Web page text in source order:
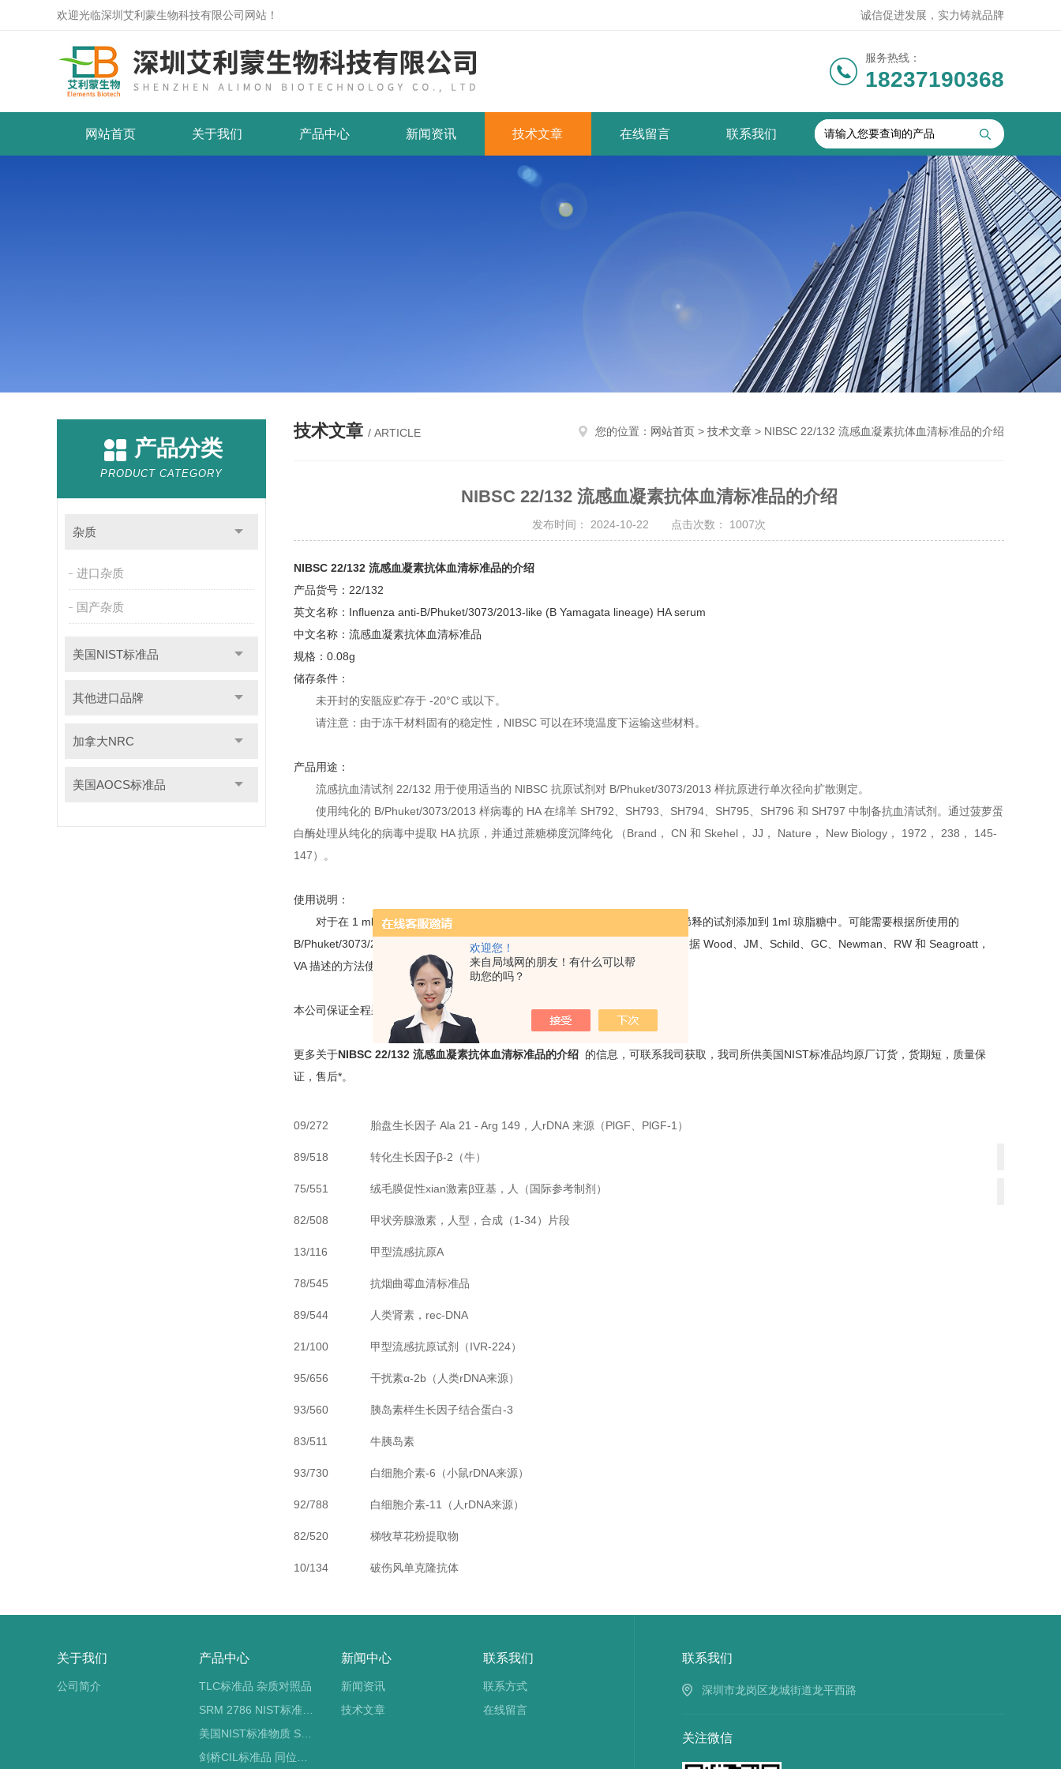
欢迎您！
来自局域网的朋友！有什么可以帮
助您的吗？
欢迎光临深圳艾利蒙生物科技有限公司网站！ 诚信促进发展，实力铸就品牌
服务热线：
18237190368
网站首页 关于我们 产品中心 新闻资讯 技术文章 在线留言 联系我们
产品分类
PRODUCT CATEGORY
杂质
进口杂质
国产杂质
美国NIST标准品
其他进口品牌
加拿大NRC
美国AOCS标准品
技术文章 / ARTICLE 您的位置： 网站首页 > 技术文章 > NIBSC 22/132 流感血凝素抗体血清标准品的介绍
NIBSC 22/132 流感血凝素抗体血清标准品的介绍
发布时间： 2024-10-22 点击次数： 1007次
NIBSC 22/132 流感血凝素抗体血清标准品的介绍
产品货号：22/132
英文名称： Influenza anti-B/Phuket/3073/2013-like (B Yamagata lineage) HA serum
中文名称：流感血凝素抗体血清标准品
规格： 0.08g
储存条件：
未开封的安瓿应贮存于 -20°C 或以下。
请注意：由于冻干材料固有的稳定性，NIBSC 可以在环境温度下运输这些材料。
产品用途：
流感抗血清试剂 22/132 用于使用适当的 NIBSC 抗原试剂对 B/Phuket/3073/2013 样抗原进行单次径向扩散测定。
使用纯化的 B/Phuket/3073/2013 样病毒的 HA 在绵羊 SH792、SH793、SH794、SH795、SH796 和 SH797 中制备抗血清试剂。通过菠萝蛋
白酶处理从纯化的病毒中提取 HA 抗原，并通过蔗糖梯度沉降纯化 （Brand， CN 和 Skehel， JJ， Nature， New Biology， 1972， 238， 145-
147）。
使用说明：
对于在 1 ml 中含有 20-50 μg HA 活性的抗原的测定，应将大约 15-25 μl 未稀释的试剂添加到 1ml 琼脂糖中。可能需要根据所使用的
B/Phuket/3073/2013 样抗原标准品或根据当地实验室条件改变抗血清浓度。 应根据 Wood、JM、Schild、GC、Newman、RW 和 Seagroatt，
VA 描述的方法使用抗血清试剂 22/132。生物标准化杂志，1977,5,2。
本公司保证全程采用英国NIBSC要求的运输条件进行产品运输。
更多关于NIBSC 22/132 流感血凝素抗体血清标准品的介绍 的信息，可联系我司获取，我司所供美国NIST标准品均原厂订货，货期短，质量保
证，售后*。
09/272 胎盘生长因子 Ala 21 - Arg 149 ，人 rDNA 来源（PlGF PlGF-1 ）
89/518 转化生长因子β-2 （牛）
75/551 绒毛膜促性xian激素β亚基，人（国际参考制剂）
82/508 甲状旁腺激素，人型，合成（1-34）片段
13/116 甲型流感抗原A
78/545 抗烟曲霉血清标准品
89/544 人类肾素，rec-DNA
21/100 甲型流感抗原试剂（IVR-224）
95/656 干扰素α-2b （人类rDNA来源）
93/560 胰岛素样生长因子结合蛋白-3
83/511 牛胰岛素
93/730 白细胞介素-6 （小鼠rDNA来源）
92/788 白细胞介素-11 （人 rDNA来源）
82/520 梯牧草花粉提取物
10/134 破伤风单克隆抗体
介
关于我们
公司简介
产品中心
TLC标准品 杂质对照品
SRM 2786 NIST标准物质 PM2.5标准品
美国NIST标准物质 SRM标准品
新闻中心
新闻资讯
技术文章
联系我们
联系方式
在线留言
联系我们
深圳市龙岗区龙城街道龙平西路
关注微信